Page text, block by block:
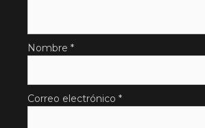
Nombre *
Correo electrónico *